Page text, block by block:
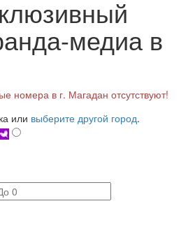
медиа в
номера в г. Магадан отсутствуют!
или выберите другой город.